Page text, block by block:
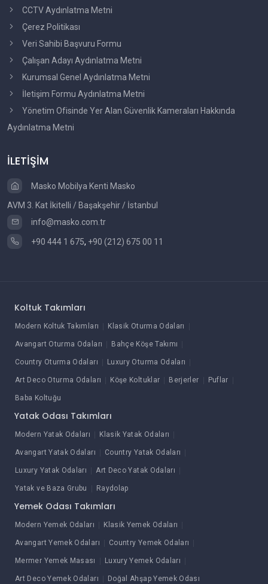
CCTV Aydınlatma Metni
Çerez Politikası
Veri Sahibi Başvuru Formu
Çalışan Adayı Aydınlatma Metni
Kurumsal Genel Aydınlatma Metni
İletişim Formu Aydınlatma Metni
Yönetim Ofisinde Yer Alan Güvenlik Kameraları Hakkında
Aydınlatma Metni
İLETİŞİM
Masko Mobilya Kenti Masko
AVM 3. Kat İkitelli / Başakşehir / İstanbul
info@masko.com.tr
+90 444 1 675, +90 (212) 675 00 11
Koltuk Takımları
Modern Koltuk Takımları Klasik Oturma Odaları
Avangart Oturma Odaları Bahçe Köşe Takımı
Country Oturma Odaları Luxury Oturma Odaları
Art Deco Oturma Odaları Köşe Koltuklar Berjerler Puflar
Baba Koltuğu
Yatak Odası Takımları
Modern Yatak Odaları Klasik Yatak Odaları
Avangart Yatak Odaları Country Yatak Odaları
Luxury Yatak Odaları Art Deco Yatak Odaları
Yatak ve Baza Grubu Raydolap
Yemek Odası Takımları
Modern Yemek Odaları Klasik Yemek Odaları
Avangart Yemek Odaları Country Yemek Odaları
Mermer Yemek Masası Luxury Yemek Odaları
Art Deco Yemek Odaları Doğal Ahşap Yemek Odası